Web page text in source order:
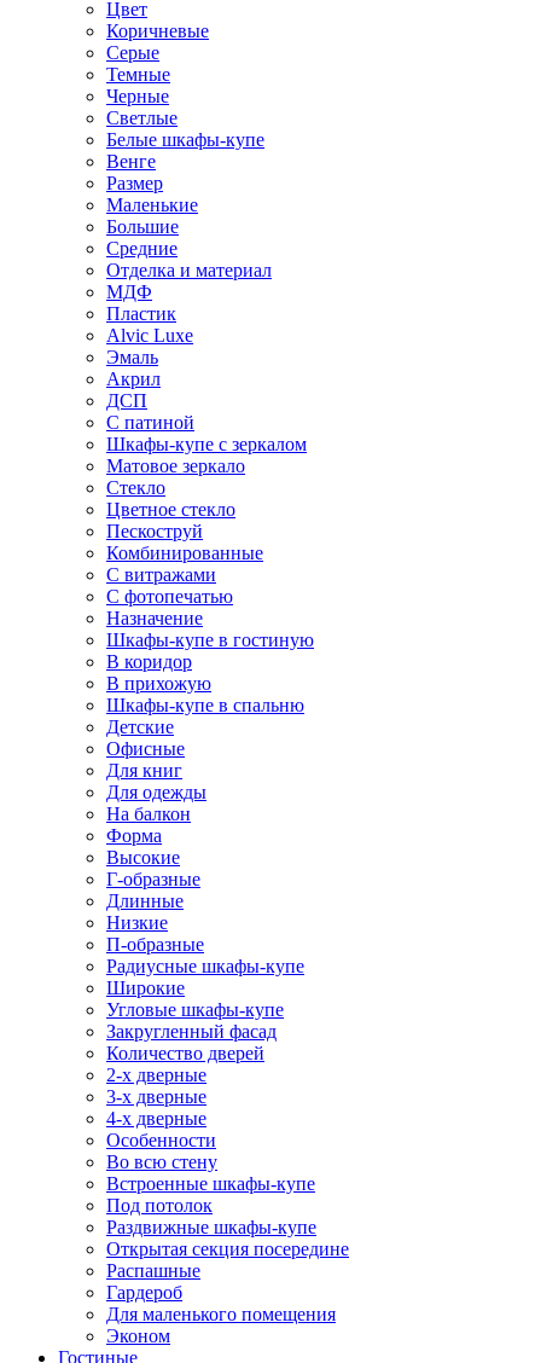
Цвет
Коричневые
Серые
Темные
Черные
Светлые
Белые шкафы-купе
Венге
Размер
Маленькие
Большие
Средние
Отделка и материал
МДФ
Пластик
Alvic Luxe
Эмаль
Акрил
ДСП
С патиной
Шкафы-купе с зеркалом
Матовое зеркало
Стекло
Цветное стекло
Пескоструй
Комбинированные
С витражами
С фотопечатью
Назначение
Шкафы-купе в гостиную
В коридор
В прихожую
Шкафы-купе в спальню
Детские
Офисные
Для книг
Для одежды
На балкон
Форма
Высокие
Г-образные
Длинные
Низкие
П-образные
Радиусные шкафы-купе
Широкие
Угловые шкафы-купе
Закругленный фасад
Количество дверей
2-х дверные
3-х дверные
4-х дверные
Особенности
Во всю стену
Встроенные шкафы-купе
Под потолок
Раздвижные шкафы-купе
Открытая секция посередине
Распашные
Гардероб
Для маленького помещения
Эконом
Гостиные